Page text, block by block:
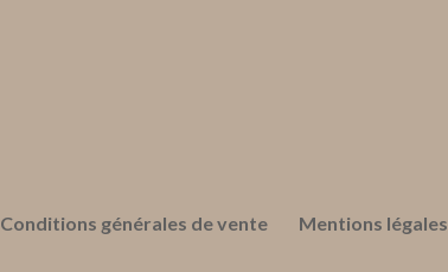
Conditions générales de vente Mentions légales